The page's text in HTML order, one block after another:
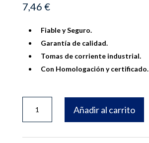
7,46 €
Fiable y Seguro.
Garantía de calidad.
Tomas de corriente industrial.
Con Homologación y certificado.
Añadir al carrito